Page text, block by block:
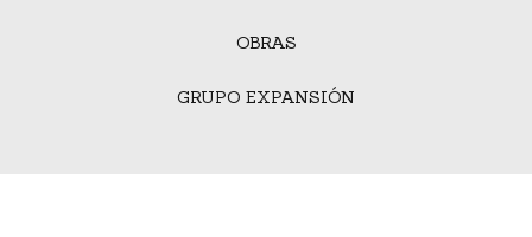
OBRAS
GRUPO EXPANSIÓN